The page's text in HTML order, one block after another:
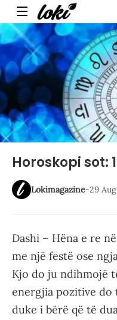
Menu
Horoskopi sot:
Lokimagazine-29
Dashi – Hëna e re
me një festë ose
Kjo do ju ndihmojë
energjia pozitive
duke i bërë që të